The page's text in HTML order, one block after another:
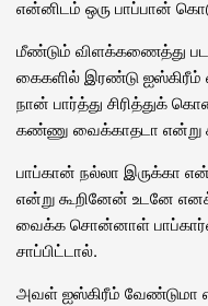
என்னிடம் ஒரு பாப்பான்
மீண்டும் விளக்கணைத்து
கைகளில் இரண்டு ஐஸ்கிரீம்
நான் பார்த்து சிரித்துக்
கண்ணு வைக்காதடா என்று
பாப்கான் நல்லா இருக்கா
என்று கூறினேன் உடனே
வைக்க சொன்னாள்
சாப்பிட்டால்.
அவள் ஐஸ்கிரீம் வேண்டுமா